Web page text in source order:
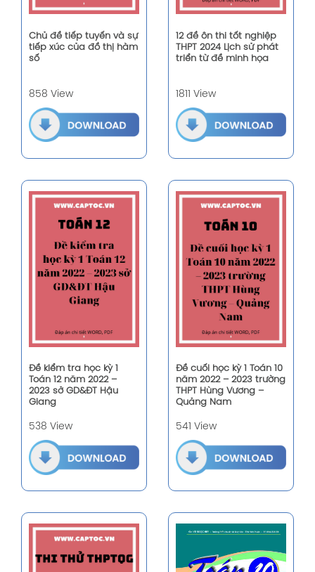
Chủ đề tiếp tuyến và sự
tiếp xúc của đồ thị hàm
số
858 View
12 đề ôn thi tốt nghiệp
THPT 2024 Lịch sử phát
triển từ đề minh họa
1811 View
Đề kiểm tra học kỳ 1
Toán 12 năm 2022 –
2023 sở GD&ĐT Hậu
Giang
538 View
Đề cuối học kỳ 1 Toán 10
năm 2022 – 2023 trường
THPT Hùng Vương –
Quảng Nam
541 View